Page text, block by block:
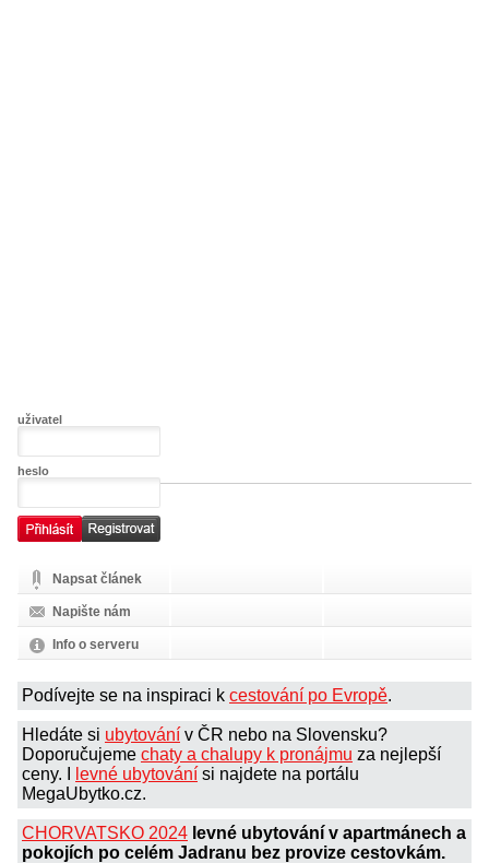
uživatel
heslo
Napsat článek
Napište nám
Info o serveru
Podívejte se na inspiraci k cestování po Evropě.
Hledáte si ubytování v ČR nebo na Slovensku?
Doporučujeme chaty a chalupy k pronájmu za nejlepší
ceny. I
levné ubytování si najdete na portálu
MegaUbytko.cz.
CHORVATSKO 2024 levné ubytování v apartmánech a
pokojích po celém Jadranu bez provize cestovkám.